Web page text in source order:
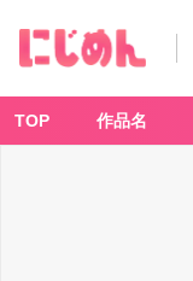
TOP 作品名